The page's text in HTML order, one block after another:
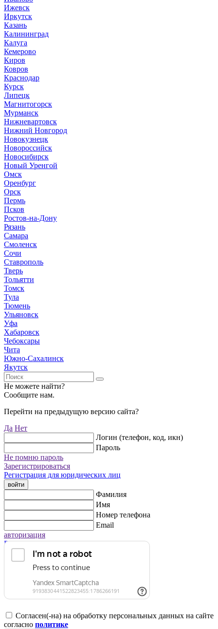
Ижевск
Иркутск
Казань
Калининград
Калуга
Кемерово
Киров
Ковров
Краснодар
Курск
Липецк
Магнитогорск
Мурманск
Нижневартовск
Нижний Новгород
Новокузнецк
Новороссийск
Новосибирск
Новый Уренгой
Омск
Оренбург
Орск
Пермь
Псков
Ростов-на-Дону
Рязань
Самара
Смоленск
Сочи
Ставрополь
Тверь
Тольятти
Томск
Тула
Тюмень
Ульяновск
Уфа
Хабаровск
Чебоксары
Чита
Южно-Сахалинск
Якутск
Не можете найти?
Сообщите нам.
Перейти на предыдущую версию сайта?
Да Нет
Логин (телефон, код, икн)
Пароль
Не помню пароль
Зарегистрироваться
Регистрация для юридических лиц
войти
Фамилия
Имя
Номер телефона
Email
авторизация
Регистрация для юридических лиц
Согласен(-на) на обработку персональных данных на сайте
согласно политике